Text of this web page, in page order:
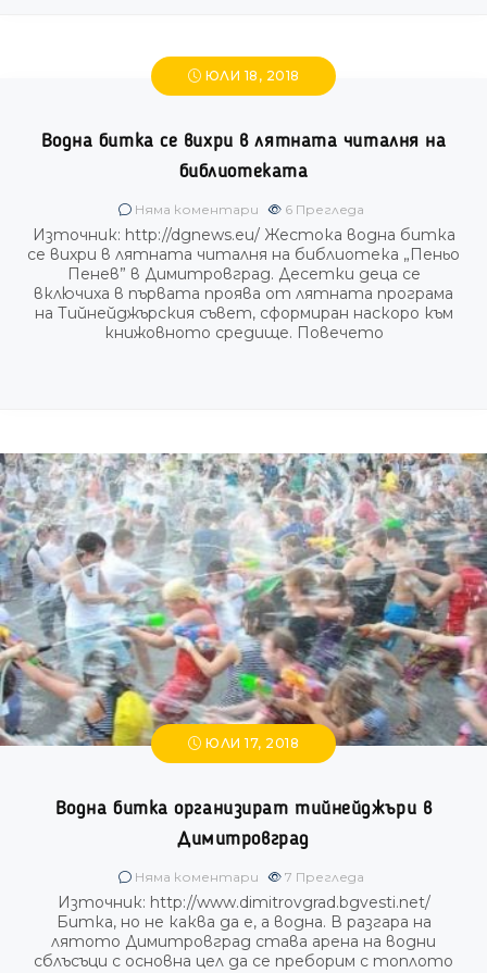
ЮЛИ 18, 2018
Водна битка се вихри в лятната читалня на
библиотеката
Няма коментари 6 Прегледа
Източник: http://dgnews.eu/ Жестока водна битка
се вихри в лятната читалня на библиотека „Пеньо
Пенев” в Димитровград. Десетки деца се
включиха в първата проява от лятната програма
на Тийнейджърския съвет, сформиран наскоро към
книжовното средище. Повечето
ЮЛИ 17, 2018
Водна битка организират тийнейджъри в
Димитровград
Няма коментари 7 Прегледа
Източник: http://www.dimitrovgrad.bgvesti.net/
Битка, но не каква да е, а водна. В разгара на
лятото Димитровград става арена на водни
сблъсъци с основна цел да се преборим с топлото